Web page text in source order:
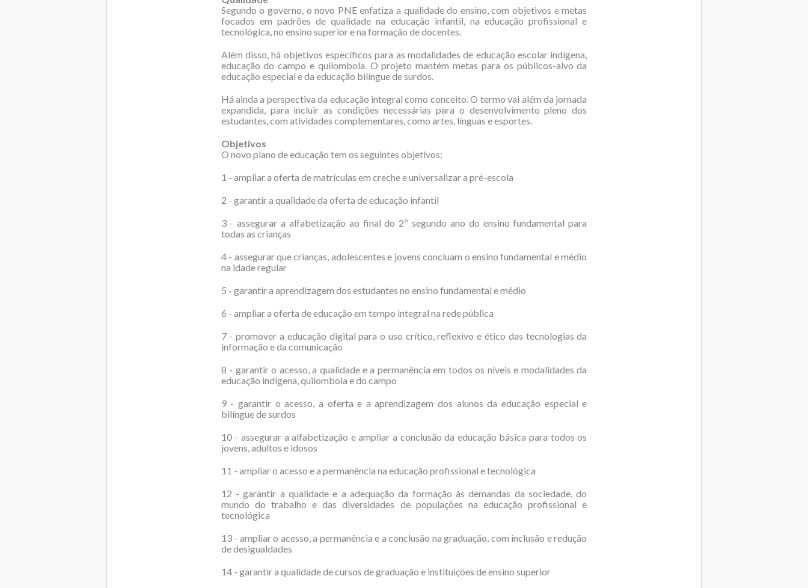
Segundo o governo, o novo PNE enfatiza a qualidade do ensino, com objetivos e metas
focados em padrões de qualidade na educação infantil, na educação profissional e
tecnológica, no ensino superior e na formação de docentes.
Além disso, há objetivos específicos para as modalidades de educação escolar indígena,
educação do campo e quilombola. O projeto mantém metas para os públicos-alvo da
educação especial e da educação bilíngue de surdos.
Há ainda a perspectiva da educação integral como conceito. O termo vai além da jornada
expandida, para incluir as condições necessárias para o desenvolvimento pleno dos
estudantes, com atividades complementares, como artes, línguas e esportes.
Objetivos
O novo plano de educação tem os seguintes objetivos:
1 - ampliar a oferta de matrículas em creche e universalizar a pré-escola
2 - garantir a qualidade da oferta de educação infantil
3 - assegurar a alfabetização ao final do 2º segundo ano do ensino fundamental para
todas as crianças
4 - assegurar que crianças, adolescentes e jovens concluam o ensino fundamental e médio
na idade regular
5 - garantir a aprendizagem dos estudantes no ensino fundamental e médio
6 - ampliar a oferta de educação em tempo integral na rede pública
7 - promover a educação digital para o uso crítico, reflexivo e ético das tecnologias da
informação e da comunicação
8 - garantir o acesso, a qualidade e a permanência em todos os níveis e modalidades da
educação indígena, quilombola e do campo
9 - garantir o acesso, a oferta e a aprendizagem dos alunos da educação especial e
bilíngue de surdos
10 - assegurar a alfabetização e ampliar a conclusão da educação básica para todos os
jovens, adultos e idosos
11 - ampliar o acesso e a permanência na educação profissional e tecnológica
12 - garantir a qualidade e a adequação da formação às demandas da sociedade, do
mundo do trabalho e das diversidades de populações na educação profissional e
tecnológica
13 - ampliar o acesso, a permanência e a conclusão na graduação, com inclusão e redução
de desigualdades
14 - garantir a qualidade de cursos de graduação e instituições de ensino superior